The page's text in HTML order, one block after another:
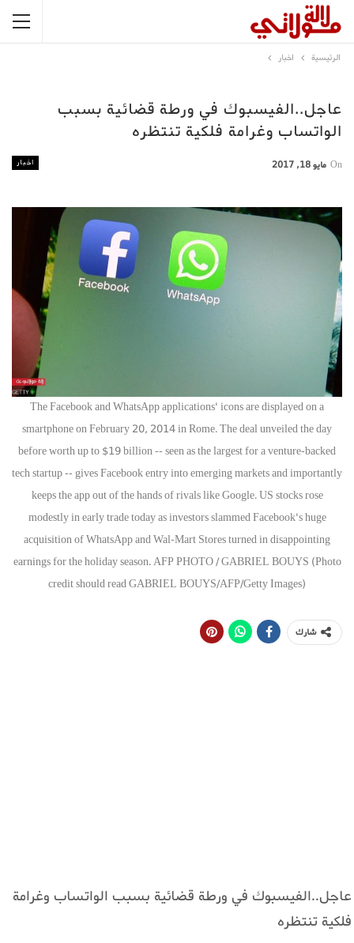
الرئيسية اخبار
عاجل..الفيسبوك في ورطة قضائية بسبب
الواتساب وغرامة فلكية تنتظره
اخبار On مايو 18, 2017
The Facebook and WhatsApp applications' icons are displayed on a
smartphone on February 20, 2014 in Rome. The deal unveiled the day
before worth up to $19 billion -- seen as the largest for a venture-backed
tech startup -- gives Facebook entry into emerging markets and importantly
keeps the app out of the hands of rivals like Google. US stocks rose
modestly in early trade today as investors slammed Facebook's huge
acquisition of WhatsApp and Wal-Mart Stores turned in disappointing
earnings for the holiday season. AFP PHOTO / GABRIEL BOUYS (Photo
credit should read GABRIEL BOUYS/AFP/Getty Images)
شارك
عاجل..الفيسبوك في ورطة قضائية بسبب الواتساب وغرامة
فلكية تنتظره